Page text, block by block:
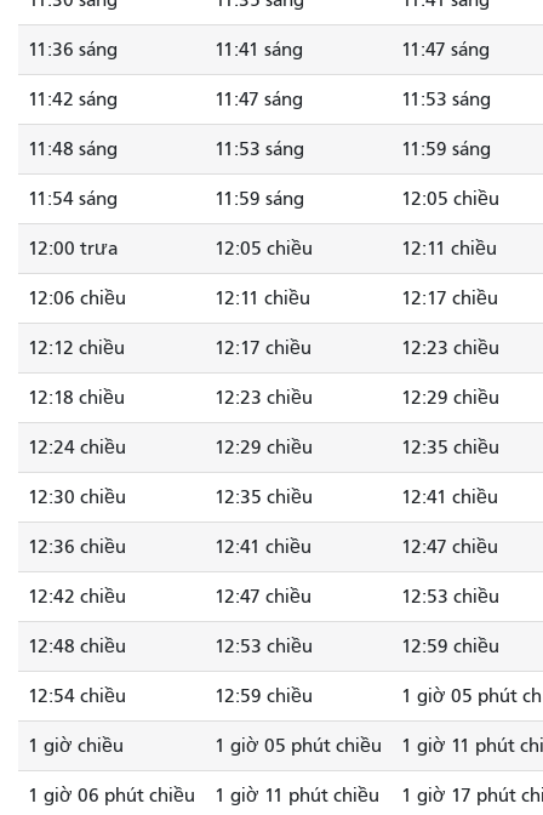
11:36 sáng 11:41 sáng 11:47 sáng
11:42 sáng 11:47 sáng 11:53 sáng
11:48 sáng 11:53 sáng 11:59 sáng
11:54 sáng 11:59 sáng 12:05 chiều
12:00 trưa 12:05 chiều 12:11 chiều
12:06 chiều 12:11 chiều 12:17 chiều
12:12 chiều 12:17 chiều 12:23 chiều
12:18 chiều 12:23 chiều 12:29 chiều
12:24 chiều 12:29 chiều 12:35 chiều
12:30 chiều 12:35 chiều 12:41 chiều
12:36 chiều 12:41 chiều 12:47 chiều
12:42 chiều 12:47 chiều 12:53 chiều
12:48 chiều 12:53 chiều 12:59 chiều
12:54 chiều 12:59 chiều 1 giờ 05 phút
1 giờ chiều 1 giờ 05 phút chiều 1 giờ 11 phút
1 giờ 06 phút chiều 1 giờ 11 phút chiều 1 giờ 17 phút